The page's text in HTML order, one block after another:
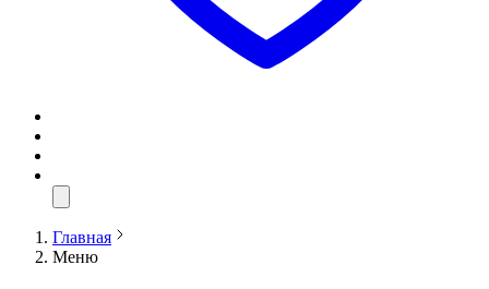
Главная
Меню